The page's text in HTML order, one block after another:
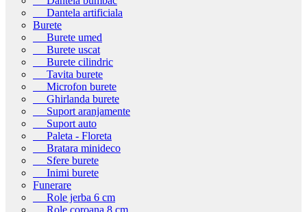
Dantela artificiala
Burete
Burete umed
Burete uscat
Burete cilindric
Tavita burete
Microfon burete
Ghirlanda burete
Suport aranjamente
Suport auto
Paleta - Floreta
Bratara minideco
Sfere burete
Inimi burete
Funerare
Role jerba 6 cm
Role coroana 8 cm